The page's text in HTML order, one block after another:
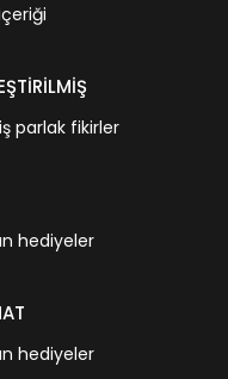
parlak fikirler
hediyeler
hediyeler